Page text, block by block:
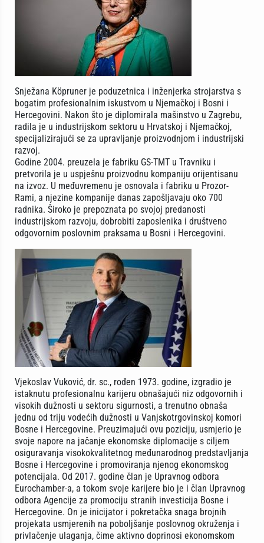
Snježana Köpruner je poduzetnica i inženjerka strojarstva s
bogatim profesionalnim iskustvom u Njemačkoj i Bosni i
Hercegovini. Nakon što je diplomirala mašinstvo u Zagrebu,
radila je u industrijskom sektoru u Hrvatskoj i Njemačkoj,
specijalizirajući se za upravljanje proizvodnjom i industrijski
razvoj.
Godine 2004. preuzela je fabriku GS-TMT u Travniku i
pretvorila je u uspješnu proizvodnu kompaniju orijentisanu
na izvoz. U međuvremenu je osnovala i fabriku u Prozor-
Rami, a njezine kompanije danas zapošljavaju oko 700
radnika. Široko je prepoznata po svojoj predanosti
industrijskom razvoju, dobrobiti zaposlenika i društveno
odgovornim poslovnim praksama u Bosni i Hercegovini.
Vjekoslav Vuković, dr. sc., rođen 1973. godine, izgradio je
istaknutu profesionalnu karijeru obnašajući niz odgovornih i
visokih dužnosti u sektoru sigurnosti, a trenutno obnaša
jednu od triju vodećih dužnosti u Vanjskotrgovinskoj komori
Bosne i Hercegovine. Preuzimajući ovu poziciju, usmjerio je
svoje napore na jačanje ekonomske diplomacije s ciljem
osiguravanja visokokvalitetnog međunarodnog predstavljanja
Bosne i Hercegovine i promoviranja njenog ekonomskog
potencijala. Od 2017. godine član je Upravnog odbora
Eurochamber-a, a tokom svoje karijere bio je i član Upravnog
odbora Agencije za promociju stranih investicija Bosne i
Hercegovine. On je inicijator i pokretačka snaga brojnih
projekata usmjerenih na poboljšanje poslovnog okruženja i
privlačenje ulaganja, čime aktivno doprinosi ekonomskom